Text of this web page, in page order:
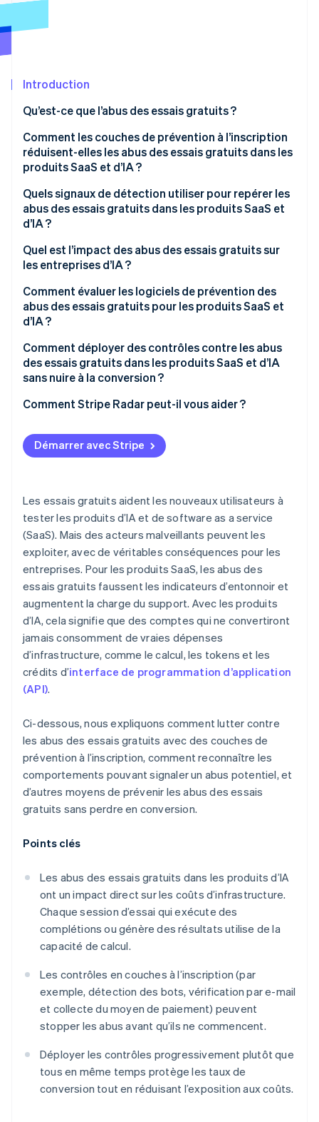
Radar
Constitution de start-up
Élimination du carbone
Identity
Vérification de l'identité
Découvrez comment Stripe construit l’infrastructure
Regarder la vidéo
Stripe App Marketplace
Introduction
Qu’est-ce que l’abus des essais gratuits ?
Comment les couches de prévention à l’inscription
réduisent-elles les abus des essais gratuits dans les
produits SaaS et d’IA ?
Quels signaux de détection utiliser pour repérer les
abus des essais gratuits dans les produits SaaS et
d’IA ?
Quel est l’impact des abus des essais gratuits sur
les entreprises d’IA ?
Comment évaluer les logiciels de prévention des
abus des essais gratuits pour les produits SaaS et
d’IA ?
Comment déployer des contrôles contre les abus
des essais gratuits dans les produits SaaS et d’IA
sans nuire à la conversion ?
Comment Stripe Radar peut-il vous aider ?
Démarrer avec Stripe
Les essais gratuits aident les nouveaux utilisateurs à
tester les produits d’IA et de software as a service
(SaaS). Mais des acteurs malveillants peuvent les
exploiter, avec de véritables conséquences pour les
entreprises. Pour les produits SaaS, les abus des
essais gratuits faussent les indicateurs d’entonnoir et
augmentent la charge du support. Avec les produits
d’IA, cela signifie que des comptes qui ne convertiront
jamais consomment de vraies dépenses
d’infrastructure, comme le calcul, les tokens et les
crédits d’interface de programmation d’application
(API).
Ci-dessous, nous expliquons comment lutter contre
les abus des essais gratuits avec des couches de
prévention à l’inscription, comment reconnaître les
comportements pouvant signaler un abus potentiel, et
d’autres moyens de prévenir les abus des essais
gratuits sans perdre en conversion.
Points clés
Les abus des essais gratuits dans les produits d’IA
ont un impact direct sur les coûts d’infrastructure.
Chaque session d’essai qui exécute des
complétions ou génère des résultats utilise de la
capacité de calcul.
Les contrôles en couches à l’inscription (par
exemple, détection des bots, vérification par e-mail
et collecte du moyen de paiement) peuvent
stopper les abus avant qu’ils ne commencent.
Déployer les contrôles progressivement plutôt que
tous en même temps protège les taux de
conversion tout en réduisant l’exposition aux coûts.